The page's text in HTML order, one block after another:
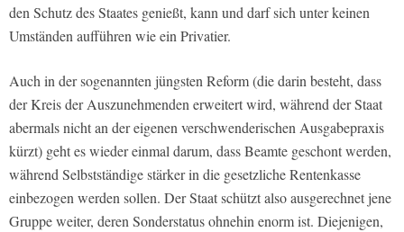
den Schutz des Staates genießt, kann und darf sich unter keinen
Umständen aufführen wie ein Privatier.
Auch in der sogenannten jüngsten Reform (die darin besteht, dass
der Kreis der Auszunehmenden erweitert wird, während der Staat
abermals nicht an der eigenen verschwenderischen Ausgabepraxis
kürzt) geht es wieder einmal darum, dass Beamte geschont werden,
während Selbstständige stärker in die gesetzliche Rentenkasse
einbezogen werden sollen. Der Staat schützt also ausgerechnet jene
Gruppe weiter, deren Sonderstatus ohnehin enorm ist. Diejenigen,